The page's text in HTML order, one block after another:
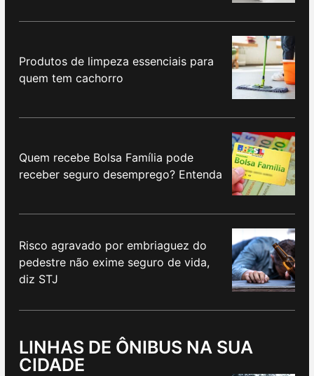
Produtos de limpeza essenciais para
quem tem cachorro
Quem recebe Bolsa Família pode
receber seguro desemprego? Entenda
Risco agravado por embriaguez do
pedestre não exime seguro de vida,
diz STJ
LINHAS DE ÔNIBUS NA SUA
CIDADE